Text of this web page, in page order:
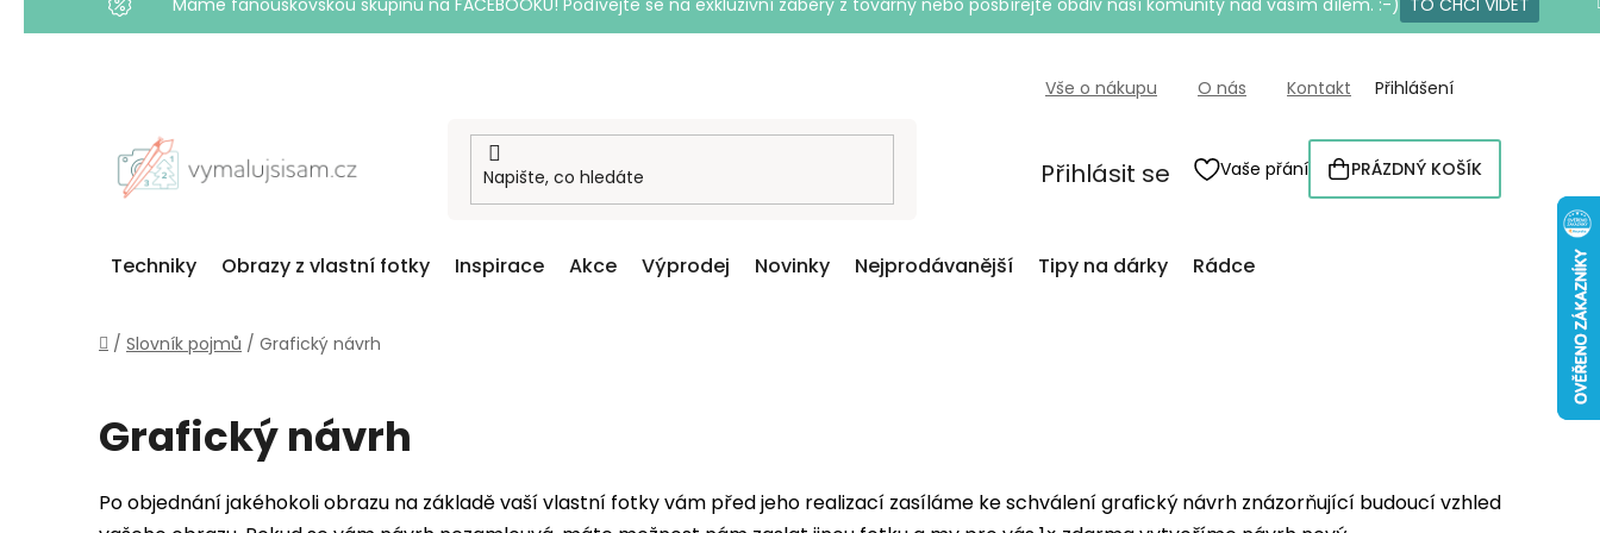
Máme fanouškovskou skupinu na FACEBOOKU! Podívejte se na exkluzivní záběry z továrny nebo posbírejte obdiv naší komunity nad vaším dílem. :-) TO CHCI VIDĚT
Vše o nákupu O nás Kontakt Přihlášení
Přihlásit se Vaše přání
NÁKUPNÍ
KOŠÍK
PRÁZDNÝ KOŠÍK
Techniky Obrazy z vlastní fotky Inspirace Akce Výprodej Novinky Nejprodávanější Tipy na dárky Rádce
Domů
/ Slovník pojmů / Grafický návrh
Grafický návrh
Po objednání jakéhokoli obrazu na základě vaší vlastní fotky vám před jeho realizací zasíláme ke schválení grafický návrh znázorňující budoucí vzhled